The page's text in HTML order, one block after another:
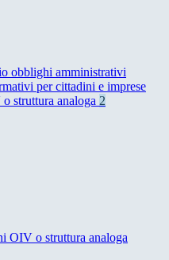
obblighi amministrativi
per cittadini e imprese
struttura analoga 2
OIV o struttura analoga